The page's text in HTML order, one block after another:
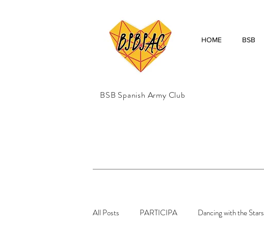
BSB Spanish Army Club
HOME BSB
All Posts PARTICIPA Dancing with the Stars